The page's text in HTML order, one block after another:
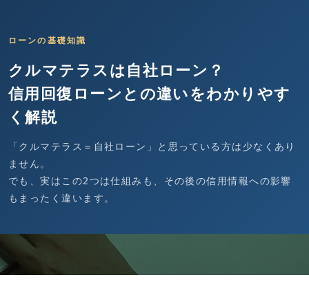
お役立ちコラム
ローンの基礎知識
クルマテラスは自社ローン？
信用回復ローンとの違いをわかりやす
く解説
「クルマテラス＝自社ローン」と思っている方は少なくあり
ません。
でも、実はこの2つは仕組みも、その後の信用情報への影響
もまったく違います。